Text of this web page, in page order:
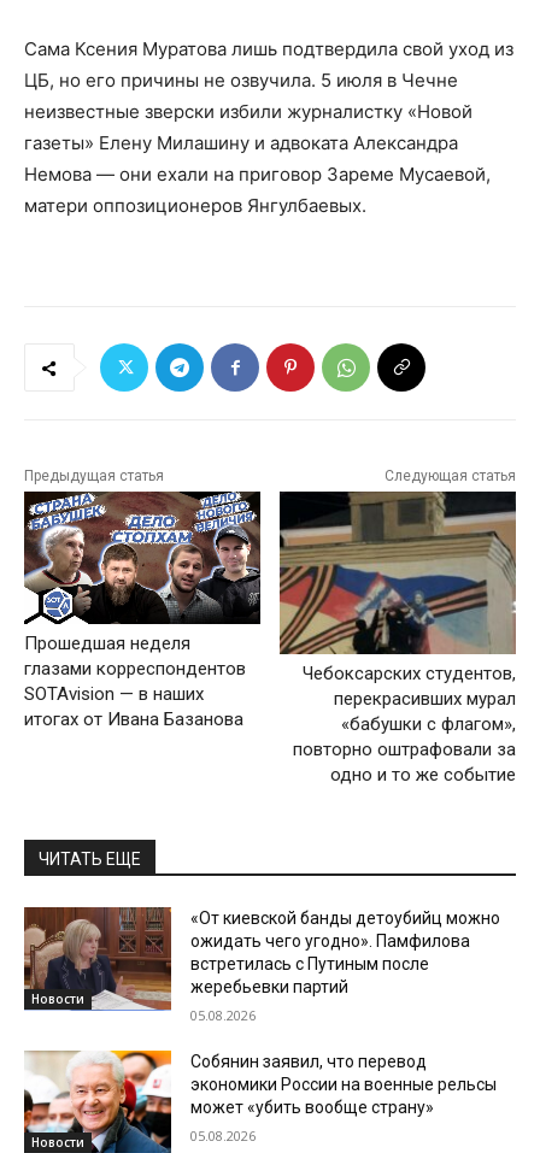
Сама Ксения Муратова лишь подтвердила свой уход из
ЦБ, но его причины не озвучила. 5 июля в Чечне
неизвестные зверски избили журналистку «Новой
газеты» Елену Милашину и адвоката Александра
Немова — они ехали на приговор Зареме Мусаевой,
матери оппозиционеров Янгулбаевых.
Предыдущая статья
Прошедшая неделя
глазами корреспондентов
SOTAvision — в наших
итогах от Ивана Базанова
Следующая статья
Чебоксарских студентов,
перекрасивших мурал
«бабушки с флагом»,
повторно оштрафовали за
одно и то же событие
ЧИТАТЬ ЕЩЕ
Новости
«От киевской банды детоубийц можно
ожидать чего угодно». Памфилова
встретилась с Путиным после
жеребьевки партий
05.08.2026
Новости
Собянин заявил, что перевод
экономики России на военные рельсы
может «убить вообще страну»
05.08.2026